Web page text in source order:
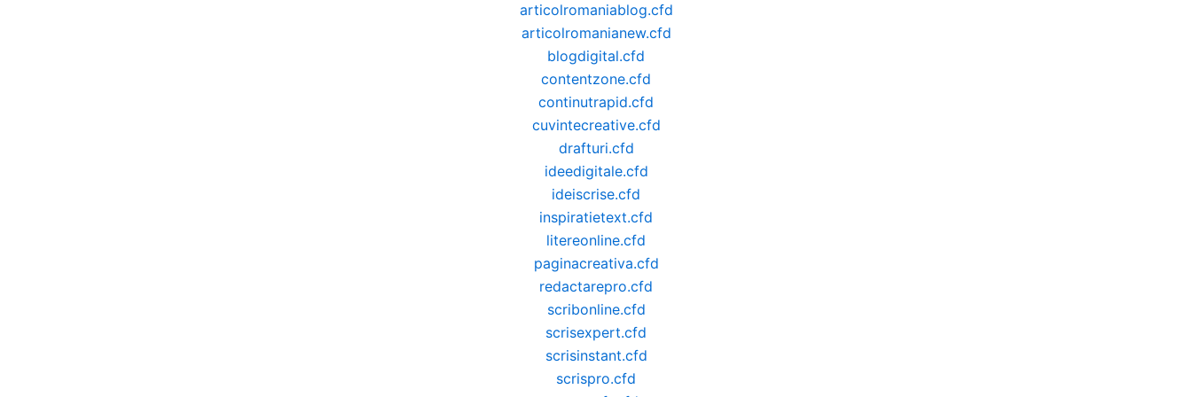
articolromaniablog.cfd
articolromanianew.cfd
blogdigital.cfd
contentzone.cfd
continutrapid.cfd
cuvintecreative.cfd
drafturi.cfd
ideedigitale.cfd
ideiscrise.cfd
inspiratietext.cfd
litereonline.cfd
paginacreativa.cfd
redactarepro.cfd
scribonline.cfd
scrisexpert.cfd
scrisinstant.cfd
scrispro.cfd